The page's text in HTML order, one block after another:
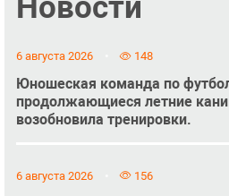
6 августа 2026 148
Юношеская команда по
продолжающиеся летние
возобновила тренировки.
6 августа 2026 156